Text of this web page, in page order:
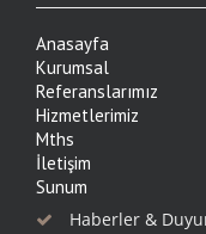
Anasayfa
Kurumsal
Referanslarımız
Hizmetlerimiz
Mths
İletişim
Sunum
Haberler &